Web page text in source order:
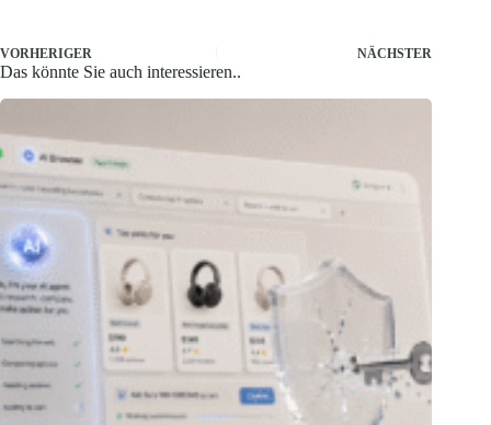
VORHERIGER NÄCHSTER
Das könnte Sie auch interessieren..